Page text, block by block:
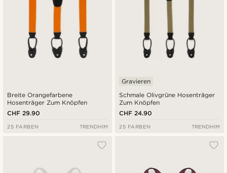
Breite Orangefarbene
Hosenträger Zum Knöpfen
CHF 29.90
25 FARBEN TRENDHIM
Schmale Olivgrüne Hosenträger
Zum Knöpfen
Gravieren
CHF 24.90
25 FARBEN TRENDHIM